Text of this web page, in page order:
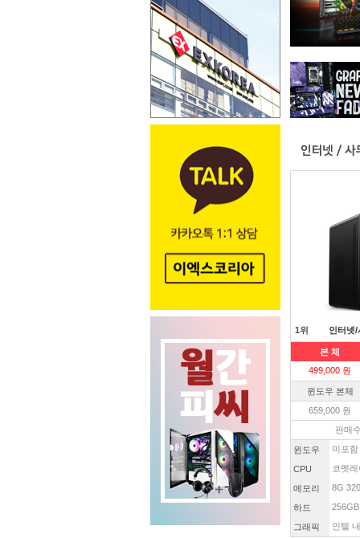
1위 인터넷/
본 체
499,000 원
윈도우 본체
659,000 원
판매
윈도우 미포함
CPU 코멧
메모리 8G
하드
그래픽 인텔